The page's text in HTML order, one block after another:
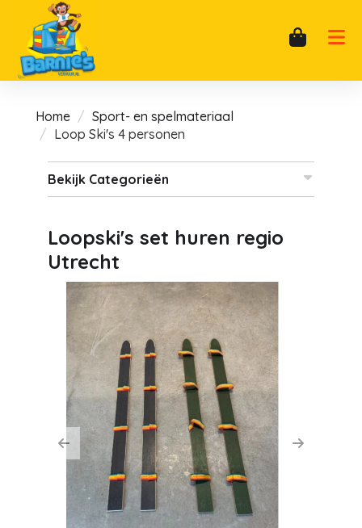
Home
Sport- en spelmateriaal
Loop Ski's 4 personen
Bekijk Categorieën
Loopski's set huren regio
Utrecht
Previous Next